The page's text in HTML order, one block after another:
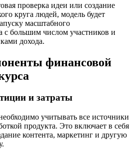
проверка идеи или создание
круга людей, модель будет
масштабного
с большим числом участников и
дохода.
финансовой
и затраты
учитывать все источники
продукта. Это включает в себя
контента, маркетинг и другую